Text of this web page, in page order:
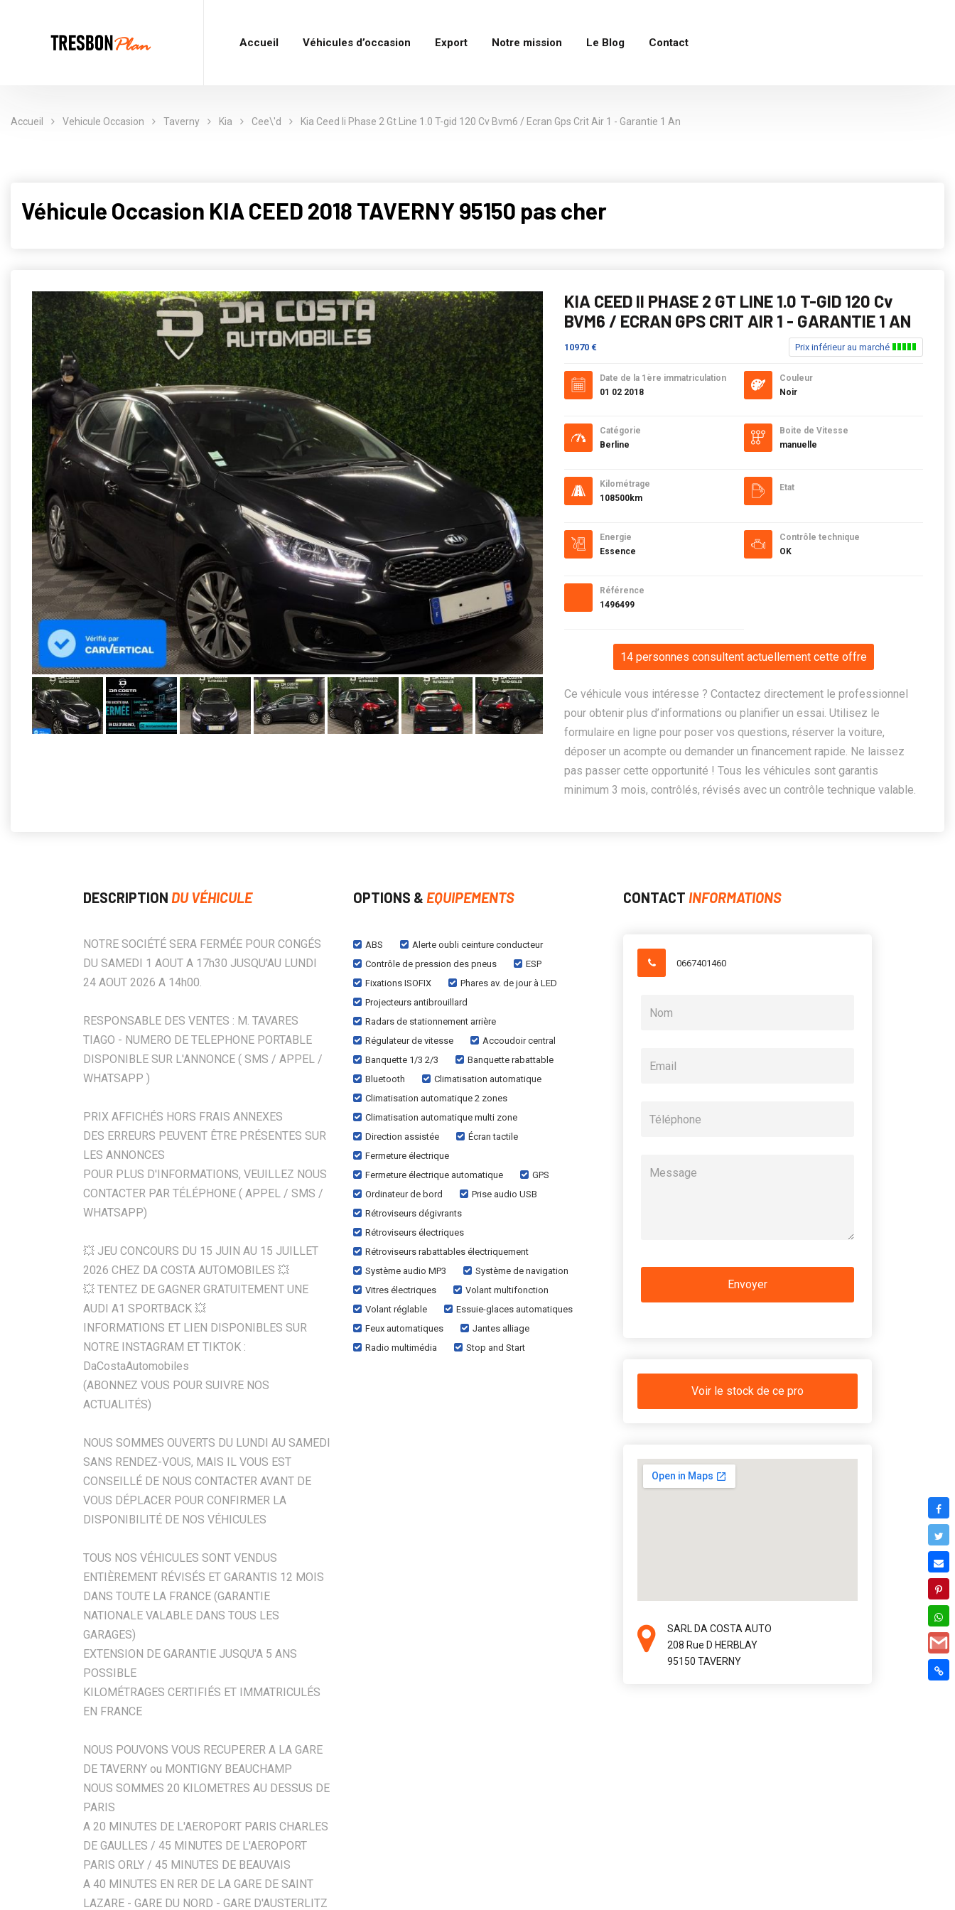
Accueil Véhicules d’occasion Export Notre mission Le Blog Contact
Accueil Vehicule Occasion Taverny Kia Cee\'d Kia Ceed Ii Phase 2 Gt Line 1.0 T-gid 120 Cv Bvm6 / Ecran Gps Crit Air 1 - Garantie 1 An
Véhicule Occasion KIA CEED 2018 TAVERNY 95150 pas cher
KIA CEED II PHASE 2 GT LINE 1.0 T-GID 120 Cv
BVM6 / ECRAN GPS CRIT AIR 1 - GARANTIE 1 AN
10970 € Prix inférieur au marché
Date de la 1ère immatriculation
01 02 2018
Catégorie
Berline
Kilométrage
108500km
Energie
Essence
Référence
1496499
Couleur
Noir
Boite de Vitesse
manuelle
Etat
Contrôle technique
OK
14 personnes consultent actuellement cette offre
Ce véhicule vous intéresse ? Contactez directement le professionnel
pour obtenir plus d’informations ou planifier un essai. Utilisez le
formulaire en ligne pour poser vos questions, réserver la voiture,
déposer un acompte ou demander un financement rapide. Ne laissez
pas passer cette opportunité ! Tous les véhicules sont garantis
minimum 3 mois, contrôlés, révisés avec un contrôle technique valable.
DESCRIPTION DU VÉHICULE
NOTRE SOCIÉTÉ SERA FERMÉE POUR CONGÉS
DU SAMEDI 1 AOUT A 17h30 JUSQU'AU LUNDI
24 AOUT 2026 A 14h00.
RESPONSABLE DES VENTES : M. TAVARES
TIAGO - NUMERO DE TELEPHONE PORTABLE
DISPONIBLE SUR L'ANNONCE ( SMS / APPEL /
WHATSAPP )
PRIX AFFICHÉS HORS FRAIS ANNEXES
DES ERREURS PEUVENT ÊTRE PRÉSENTES SUR
LES ANNONCES
POUR PLUS D'INFORMATIONS, VEUILLEZ NOUS
CONTACTER PAR TÉLÉPHONE ( APPEL / SMS /
WHATSAPP)
💥 JEU CONCOURS DU 15 JUIN AU 15 JUILLET
2026 CHEZ DA COSTA AUTOMOBILES 💥
💥 TENTEZ DE GAGNER GRATUITEMENT UNE
AUDI A1 SPORTBACK 💥
INFORMATIONS ET LIEN DISPONIBLES SUR
NOTRE INSTAGRAM ET TIKTOK :
DaCostaAutomobiles
(ABONNEZ VOUS POUR SUIVRE NOS
ACTUALITÉS)
NOUS SOMMES OUVERTS DU LUNDI AU SAMEDI
SANS RENDEZ-VOUS, MAIS IL VOUS EST
CONSEILLÉ DE NOUS CONTACTER AVANT DE
VOUS DÉPLACER POUR CONFIRMER LA
DISPONIBILITÉ DE NOS VÉHICULES
TOUS NOS VÉHICULES SONT VENDUS
ENTIÈREMENT RÉVISÉS ET GARANTIS 12 MOIS
DANS TOUTE LA FRANCE (GARANTIE
NATIONALE VALABLE DANS TOUS LES
GARAGES)
EXTENSION DE GARANTIE JUSQU'A 5 ANS
POSSIBLE
KILOMÉTRAGES CERTIFIÉS ET IMMATRICULÉS
EN FRANCE
NOUS POUVONS VOUS RECUPERER A LA GARE
DE TAVERNY ou MONTIGNY BEAUCHAMP
NOUS SOMMES 20 KILOMETRES AU DESSUS DE
PARIS
A 20 MINUTES DE L'AEROPORT PARIS CHARLES
DE GAULLES / 45 MINUTES DE L'AEROPORT
PARIS ORLY / 45 MINUTES DE BEAUVAIS
A 40 MINUTES EN RER DE LA GARE DE SAINT
LAZARE - GARE DU NORD - GARE D'AUSTERLITZ
OPTIONS & EQUIPEMENTS
ABS
Alerte oubli ceinture conducteur
Contrôle de pression des pneus
ESP
Fixations ISOFIX
Phares av. de jour à LED
Projecteurs antibrouillard
Radars de stationnement arrière
Régulateur de vitesse
Accoudoir central
Banquette 1/3 2/3
Banquette rabattable
Bluetooth
Climatisation automatique
Climatisation automatique 2 zones
Climatisation automatique multi zone
Direction assistée
Écran tactile
Fermeture électrique
Fermeture électrique automatique
GPS
Ordinateur de bord
Prise audio USB
Rétroviseurs dégivrants
Rétroviseurs électriques
Rétroviseurs rabattables électriquement
Système audio MP3
Système de navigation
Vitres électriques
Volant multifonction
Volant réglable
Essuie-glaces automatiques
Feux automatiques
Jantes alliage
Radio multimédia
Stop and Start
CONTACT INFORMATIONS
0667401460
Voir le stock de ce pro
SARL DA COSTA AUTO
208 Rue D HERBLAY
95150 TAVERNY